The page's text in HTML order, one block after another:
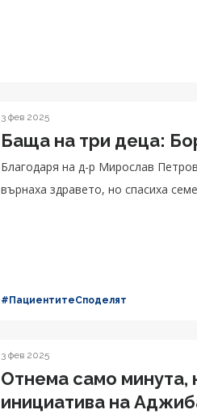
3 фев 2025
Баща на три деца:
Благодаря на д-р Мирослав
върнаха здравето, но спасиха
#ПациентитеСподелят
3 фев 2025
Отнема само минута,
инициатива на